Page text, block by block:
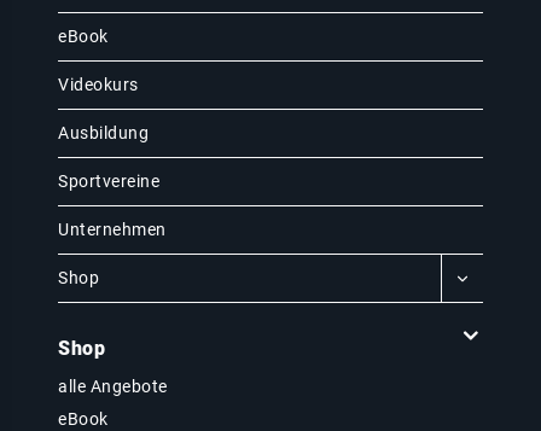
eBook
Videokurs
Ausbildung
Sportvereine
Unternehmen
Shop
Shop
alle Angebote
eBook